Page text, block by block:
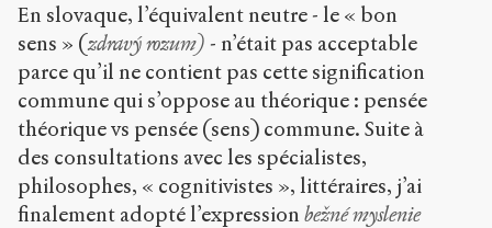
En slovaque, l’équivalent neutre - le « bon
sens » (zdravý rozum) - n’était pas acceptable
parce qu’il ne contient pas cette signification
commune qui s’oppose au théorique : pensée
théorique vs pensée (sens) commune. Suite à
des consultations avec les spécialistes,
philosophes, « cognitivistes », littéraires, j’ai
finalement adopté l’expression bežné myslenie